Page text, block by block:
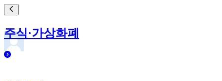
주식·가상화폐